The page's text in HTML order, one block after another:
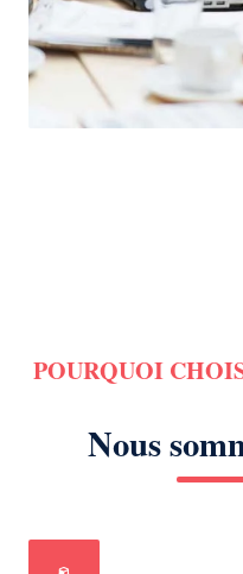
POURQUOI
Nous